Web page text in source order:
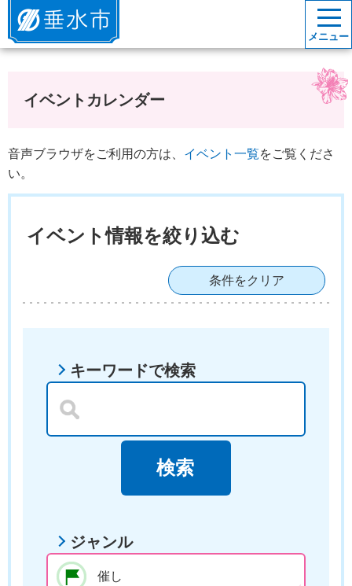
垂水市
メニュー
イベントカレンダー
音声ブラウザをご利用の方は、 イベント一覧をご覧くださ
い。
イベント情報を絞り込む
条件をクリア
キーワードで検索
ジャンル
催し